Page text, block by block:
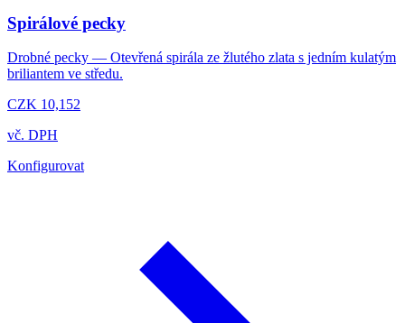
Spirálové pecky
Drobné pecky — Otevřená spirála ze žlutého zlata s jedním kulatým
briliantem ve středu.
CZK 10,152
vč. DPH
Konfigurovat